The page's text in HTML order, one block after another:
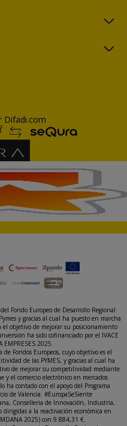
Difadi.com
Fondo Europeo de Desarrollo Regional
y gracias al cual ha puesto en marcha
objetivo de mejorar su posicionamiento
ha sido cofinanciado por el IVACE
2025.
Fondos Europeos, cuyo objetivo es el
de las PYMES, y gracias al cual ha
de mejorar su competitividad mediante
el comercio electrónico en mercados
ha contado con el apoyo del Programa
de Valencia. #EuropaSeSiente
Conselleria de Innovación, Industria,
dirigidas a la reactivación económica en
2025) con 9.884,31 €.